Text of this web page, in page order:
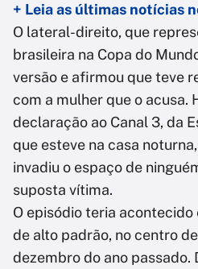
+ Leia as últimas notícias
O lateral-direito, que
brasileira na Copa do
versão e afirmou que teve
com a mulher que o acusa.
declaração ao Canal 3, da
que esteve na casa
invadiu o espaço de
suposta vítima.
O episódio teria
de alto padrão, no centro
dezembro do ano passado.